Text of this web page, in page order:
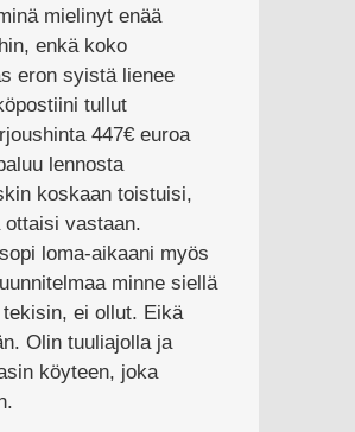
mielinyt enää
enkä koko
eron syistä lienee
tullut
447€ euroa
lennosta
koskaan toistuisi,
vastaan.
loma-aikaani myös
minne siellä
ei ollut. Eikä
Olin tuuliajolla ja
köyteen, joka